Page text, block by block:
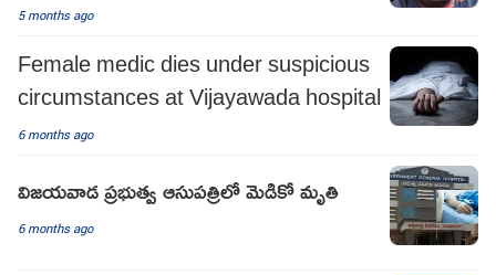
5 months ago
Female medic dies under suspicious
circumstances at Vijayawada hospital
6 months ago
విజయవాడ ప్రభుత్వ ఆసుపత్రిలో మెడికో మృతి
6 months ago